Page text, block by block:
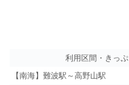
利用区間・きっぷ
【南海】難波駅～高野山駅